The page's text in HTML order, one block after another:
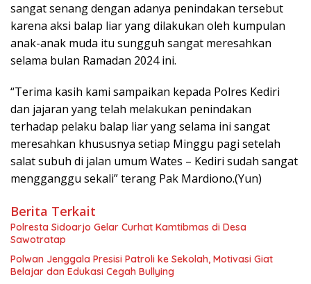
sangat senang dengan adanya penindakan tersebut
karena aksi balap liar yang dilakukan oleh kumpulan
anak-anak muda itu sungguh sangat meresahkan
selama bulan Ramadan 2024 ini.
“Terima kasih kami sampaikan kepada Polres Kediri
dan jajaran yang telah melakukan penindakan
terhadap pelaku balap liar yang selama ini sangat
meresahkan khususnya setiap Minggu pagi setelah
salat subuh di jalan umum Wates – Kediri sudah sangat
mengganggu sekali” terang Pak Mardiono.(Yun)
Berita Terkait
Polresta Sidoarjo Gelar Curhat Kamtibmas di Desa
Sawotratap
Polwan Jenggala Presisi Patroli ke Sekolah, Motivasi Giat
Belajar dan Edukasi Cegah Bullying